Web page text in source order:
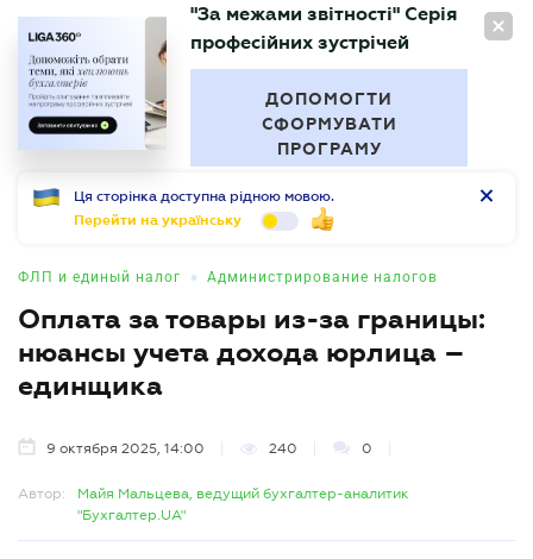
RU
БУХГАЛТЕР
"За межами звітності" Серія
професійних зустрічей
ДОПОМОГТИ
СФОРМУВАТИ
ПРОГРАМУ
Ця сторінка доступна рідною мовою.
Перейти на українську
ФЛП и единый налог • Администрирование налогов
Оплата за товары из-за границы:
нюансы учета дохода юрлица –
единщика
9 октября 2025, 14:00 240 0
Автор:
Майя Мальцева, ведущий бухгалтер-аналитик
"Бухгалтер.UA"